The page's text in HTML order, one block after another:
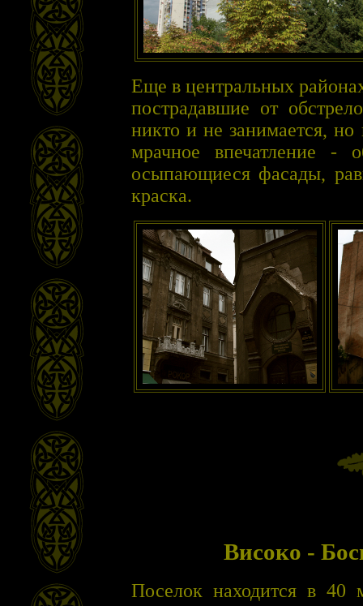
Еще в центральных
пострадавшие от
никто и не занимается,
мрачное впечатление -
осыпающиеся фасады,
краска.
Високо -
Поселок находится в 40